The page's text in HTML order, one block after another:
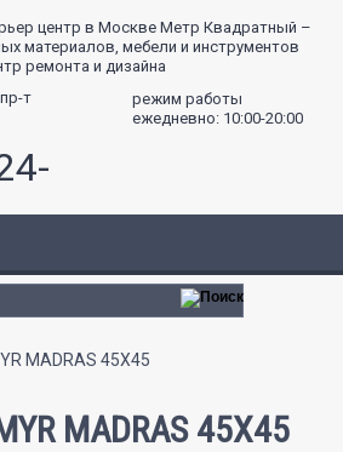
ремонта и дизайна
т
режим работы
ежедневно: 10:00-20:00
MADRAS 45X45
MADRAS 45X45